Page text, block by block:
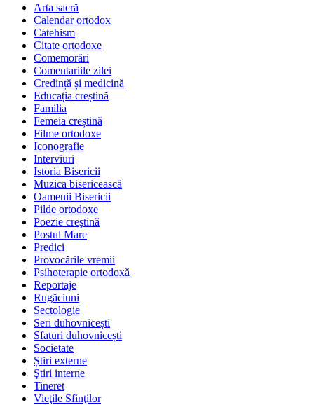
Arta sacră
Calendar ortodox
Catehism
Citate ortodoxe
Comemorări
Comentariile zilei
Credință și medicină
Educația creștină
Familia
Femeia creștină
Filme ortodoxe
Iconografie
Interviuri
Istoria Bisericii
Muzica bisericească
Oamenii Bisericii
Pilde ortodoxe
Poezie creştină
Postul Mare
Predici
Provocările vremii
Psihoterapie ortodoxă
Reportaje
Rugăciuni
Sectologie
Seri duhovnicești
Sfaturi duhovnicești
Societate
Știri externe
Ştiri interne
Tineret
Vieţile Sfinţilor